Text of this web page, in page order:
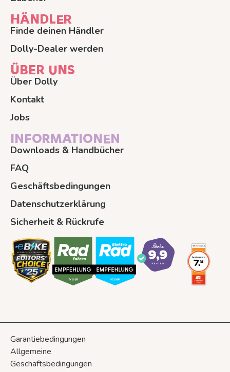
HÄNDLER
Finde deinen Händler
Dolly-Dealer werden
ÜBER UNS
Über Dolly
Kontakt
Jobs
INFORMATIONEN
Downloads & Handbücher
FAQ
Geschäftsbedingungen
Datenschutzerklärung
Sicherheit & Rückrufe
Garantiebedingungen
Allgemeine
Geschäftsbedingungen